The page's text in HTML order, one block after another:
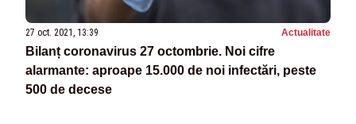
27 oct. 2021, 13:39 Actualitate
Bilanț coronavirus 27 octombrie. Noi cifre
alarmante: aproape 15.000 de noi infectări, peste
500 de decese